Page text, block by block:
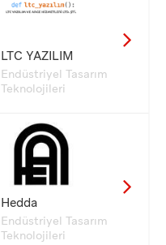
LTC YAZILIM
Endüstriyel Tasarım
Teknolojileri
Hedda
Endüstriyel Tasarım
Teknolojileri